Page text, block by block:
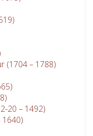
(1704 – 1788)
20 – 1492)
1640)